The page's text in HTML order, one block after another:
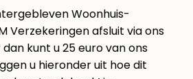
Woonhuis-
Verzekeringen afsluit via ons
kunt u 25 euro van ons
u hieronder uit hoe dit